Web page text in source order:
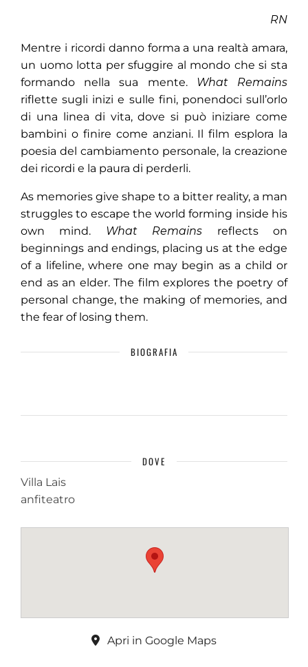
RN
Mentre i ricordi danno forma a una realtà amara,
un uomo lotta per sfuggire al mondo che si sta
formando nella sua mente. What Remains
riflette sugli inizi e sulle fini, ponendoci sull’orlo
di una linea di vita, dove si può iniziare come
bambini o finire come anziani. Il film esplora la
poesia del cambiamento personale, la creazione
dei ricordi e la paura di perderli.
As memories give shape to a bitter reality, a man
struggles to escape the world forming inside his
own mind. What Remains reflects on
beginnings and endings, placing us at the edge
of a lifeline, where one may begin as a child or
end as an elder. The film explores the poetry of
personal change, the making of memories, and
the fear of losing them.
BIOGRAFIA
DOVE
Villa Lais
anfiteatro
Apri in Google Maps